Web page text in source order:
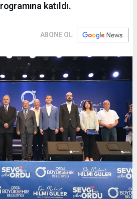
katıldı.
ABONE OL